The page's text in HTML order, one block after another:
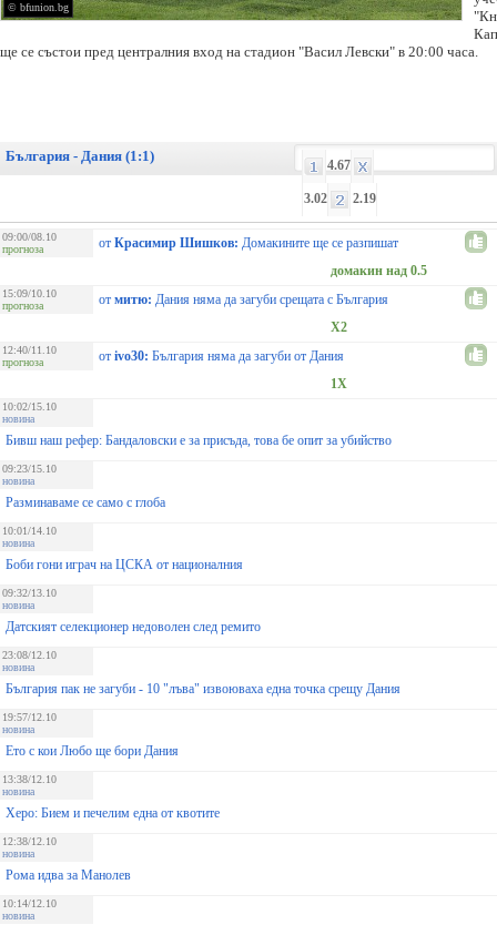
© bfunion.bg
ще се състои пред централния вход на стадион "Васил Левски" в 20:00 часа.
България - Дания (1:1)
4.67
3.02 2.19
09:00/08.10
прогноза
от Красимир Шишков: Домакините ще се разпишат
домакин над 0.5
15:09/10.10
прогноза
от митю: Дания няма да загуби срещата с България
X2
12:40/11.10
прогноза
от ivo30: България няма да загуби от Дания
1X
10:02/15.10
новина
Бивш наш рефер: Бандаловски е за присъда, това бе опит за убийство
09:23/15.10
новина
Разминаваме се само с глоба
10:01/14.10
новина
Боби гони играч на ЦСКА от националния
09:32/13.10
новина
Датският селекционер недоволен след ремито
23:08/12.10
новина
България пак не загуби - 10 "лъва" извоюваха една точка срещу Дания
19:57/12.10
новина
Ето с кои Любо ще бори Дания
13:38/12.10
новина
Херо: Бием и печелим една от квотите
12:38/12.10
новина
Рома идва за Манолев
10:14/12.10
новина